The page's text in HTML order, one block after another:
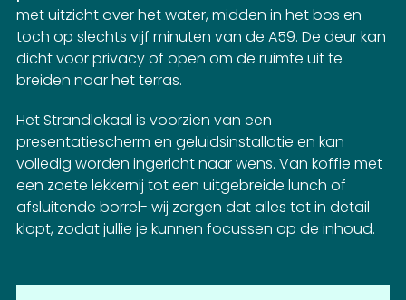
met uitzicht over het water, midden in het bos en
toch op slechts vijf minuten van de A59. De deur kan
dicht voor privacy of open om de ruimte uit te
breiden naar het terras.
Het Strandlokaal is voorzien van een
presentatiescherm en geluidsinstallatie en kan
volledig worden ingericht naar wens. Van koffie met
een zoete lekkernij tot een uitgebreide lunch of
afsluitende borrel- wij zorgen dat alles tot in detail
klopt, zodat jullie je kunnen focussen op de inhoud.